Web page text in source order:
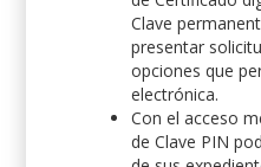
Clave
presentar
opciones que
electrónica.
Con el acceso
de Clave PIN